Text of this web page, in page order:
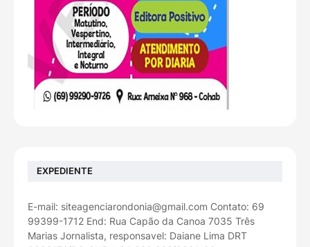
EXPEDIENTE
E-mail: siteagenciarondonia@gmail.com Contato: 69
99399-1712 End: Rua Capão da Canoa 7035 Três
Marias Jornalista, responsavel: Daiane Lima DRT